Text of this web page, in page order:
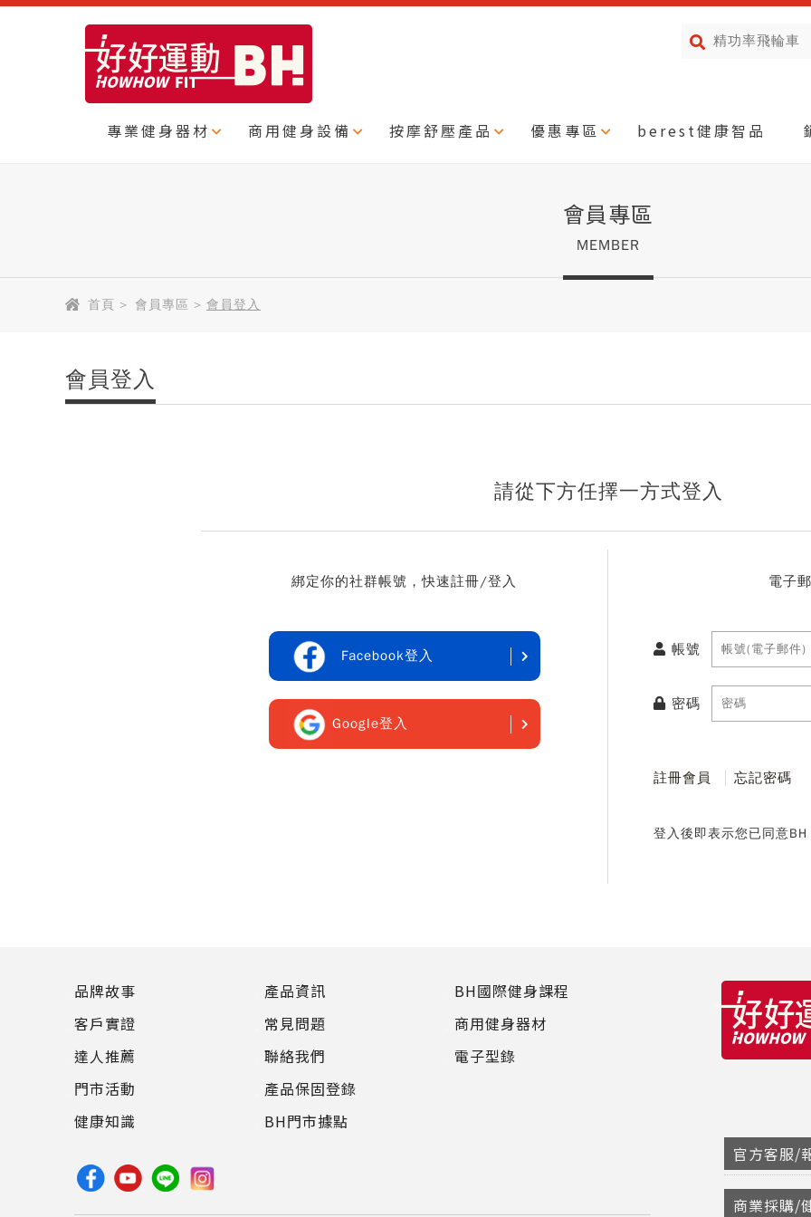
專業健身器材 商用健身設備 按摩舒壓產品 優惠專區 berest健康智品
會員專區
MEMBER
首頁 > 會員專區 > 會員登入
會員登入
請從下方任擇一方式登入
綁定你的社群帳號，快速註冊/登入
Facebook登入
Google登入
電子
帳號
密碼
註冊會員 忘記密碼
登入後即表示您已同意BH
品牌故事
客戶實證
達人推薦
門市活動
健康知識
產品資訊
常見問題
聯絡我們
產品保固登錄
BH門市據點
BH國際健身課程
商用健身器材
電子型錄
官方客服/
商業採購/